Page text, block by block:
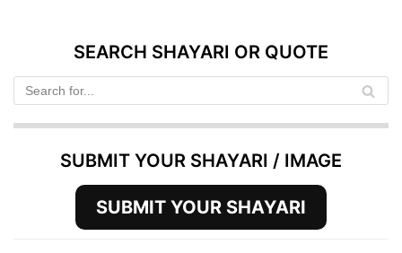
SEARCH SHAYARI OR QUOTE
SUBMIT YOUR SHAYARI / IMAGE
SUBMIT YOUR SHAYARI